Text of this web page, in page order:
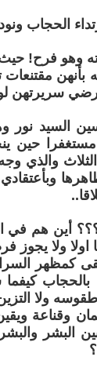
الحجاب
وهو فرح!
مقتنعات
سريرتهن
السيد نور
حين
والذي
أين هم في
ولا يجوز
السراب
ولا
وقناعة
البشر